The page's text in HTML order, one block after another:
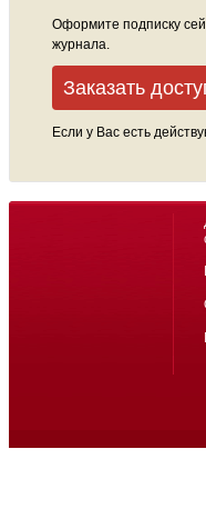
Оформите подписку
журнала.
Заказать
Если у Вас есть